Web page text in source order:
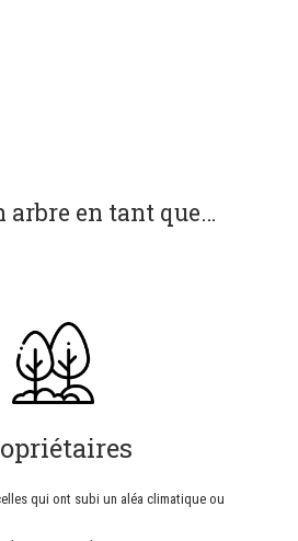
arbre en tant que…
qui ont subi un aléa climatique ou